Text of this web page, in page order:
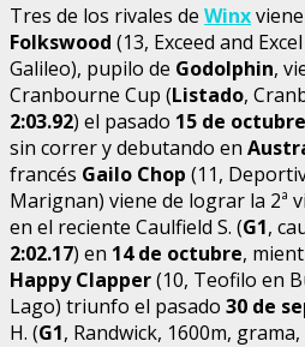
Tres de los rivales de Winx
Folkswood (13, Exceed and
Galileo), pupilo de Godolphin,
Cranbourne Cup (Listado,
2:03.92) el pasado 15 de octubre
sin correr y debutando en
francés Gailo Chop (11,
Marignan) viene de lograr la 2ª
en el reciente Caulfield S. (G1,
2:02.17) en 14 de octubre,
Happy Clapper(10, Teofilo en
Lago) triunfo el pasado 30 de
H. (G1, Randwick, 1600m, grama,